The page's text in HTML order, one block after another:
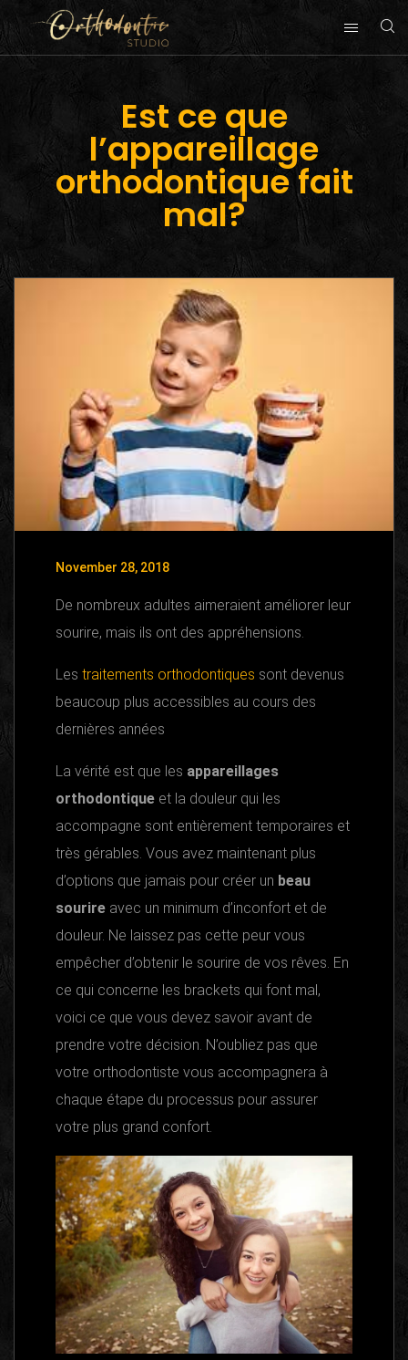
Est ce que
l’appareillage
orthodontique fait
mal?
November 28, 2018
De nombreux adultes aimeraient améliorer leur
sourire, mais ils ont des appréhensions.
Les traitements orthodontiques sont devenus
beaucoup plus accessibles au cours des
dernières années
La vérité est que les appareillages
orthodontique et la douleur qui les
accompagne sont entièrement temporaires et
très gérables. Vous avez maintenant plus
d’options que jamais pour créer un beau
sourire avec un minimum d’inconfort et de
douleur. Ne laissez pas cette peur vous
empêcher d’obtenir le sourire de vos rêves. En
ce qui concerne les brackets qui font mal,
voici ce que vous devez savoir avant de
prendre votre décision. N’oubliez pas que
votre orthodontiste vous accompagnera à
chaque étape du processus pour assurer
votre plus grand confort.